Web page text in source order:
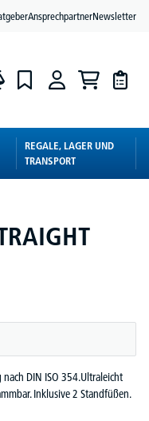
AnsprechpartnerNewsletter
REGALE, LAGER UND
TRANSPORT
DIN ISO 354.Ultraleicht
Inklusive 2 Standfüßen.